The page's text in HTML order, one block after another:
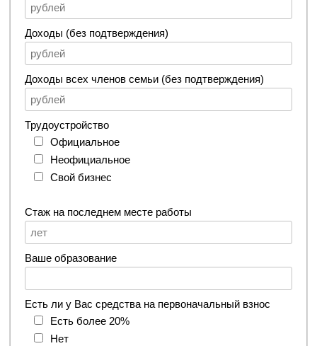
Доходы (без подтверждения)
Доходы всех членов семьи (без подтверждения)
Трудоустройство
Официальное
Неофициальное
Свой бизнес
Стаж на последнем месте работы
Ваше образование
Есть ли у Вас средства на первоначальный взнос
Есть более 20%
Нет